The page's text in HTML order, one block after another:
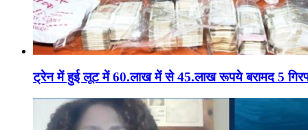
ट्रेन में हुई लूट में 60.लाख में से 45.लाख रूपये बरामद 5